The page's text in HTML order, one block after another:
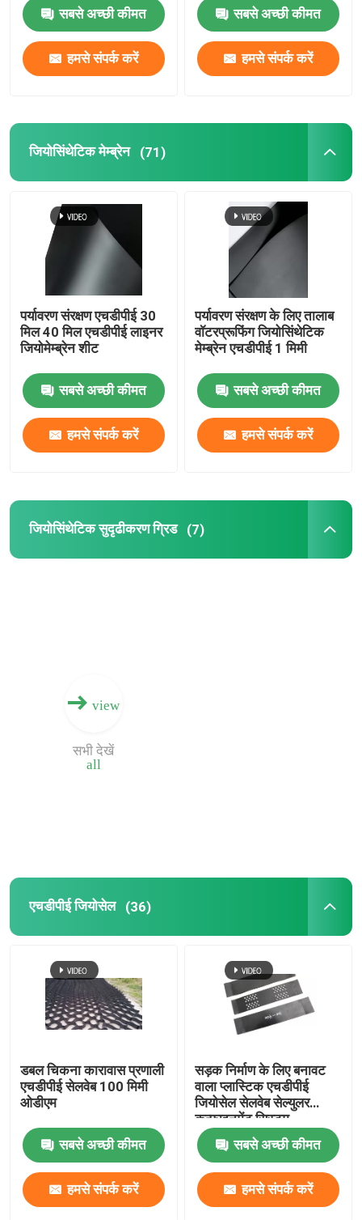
हमारे बारे में
गुणवत्ता नियंत्रण
एक उद्धरण का अनुरोध करें
जियोसिंथेटिक फैब्रिक
जियोसिंथेटिक सुदृढीकरण ग्रिड
एचडीपीई जियोसेल
जियोफैब्रिक सैंडबैग
एचडीपीई यूनिएक्सियल जियोग्रिड
जियोसिंथेटिक क्ले लाइनर
समग्र जियोमेम्ब्रेन
जियोमेम्ब्रेन वेल्डिंग मशीन
सबसे अच्छी कीमत
हमसे संपर्क करें
सबसे अच्छी कीमत
हमसे संपर्क करें
जियोसिंथेटिक मेम्ब्रेन (71)
पर्यावरण संरक्षण एचडीपीई 30
मिल 40 मिल एचडीपीई लाइनर
जियोमेम्ब्रेन शीट
सबसे अच्छी कीमत
हमसे संपर्क करें
पर्यावरण संरक्षण के लिए तालाब
वॉटरप्रूफिंग जियोसिंथेटिक
मेम्ब्रेन एचडीपीई 1 मिमी
सबसे अच्छी कीमत
हमसे संपर्क करें
जियोसिंथेटिक सुदृढीकरण ग्रिड (7)
view
all
सभी देखें
एचडीपीई जियोसेल (36)
डबल चिकना कारावास प्रणाली
एचडीपीई सेलवेब 100 मिमी
ओडीएम
सबसे अच्छी कीमत
हमसे संपर्क करें
सड़क निर्माण के लिए बनावट
वाला प्लास्टिक एचडीपीई
जियोसेल सेलवेब सेल्युलर
कन्फाइनमेंट सिस्टम
सबसे अच्छी कीमत
हमसे संपर्क करें